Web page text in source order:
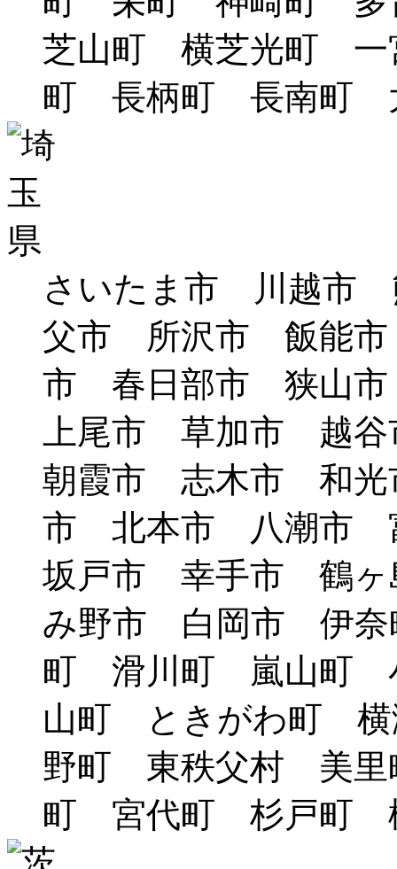
芝山町 横芝光町
町 長柄町 長南町
さいたま市 川越
父市 所沢市 飯能
市 春日部市 狭山
上尾市 草加市 越
朝霞市 志木市 和
市 北本市 八潮市
坂戸市 幸手市 鶴
み野市 白岡市 伊
町 滑川町 嵐山町
山町 ときがわ町
野町 東秩父村 美
町 宮代町 杉戸町